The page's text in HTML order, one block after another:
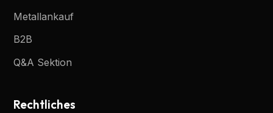
Metallankauf
B2B
Q&A Sektion
Rechtliches